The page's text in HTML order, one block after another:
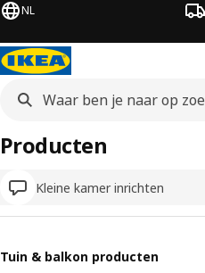
NL
Kleine kamer inrichten
Producten
Tuin & balkon producten